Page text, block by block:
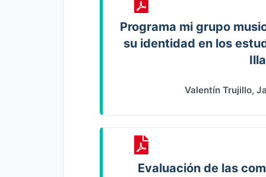
Programa mi grupo
su identidad en los
Valentín Trujillo,
Evaluación de las